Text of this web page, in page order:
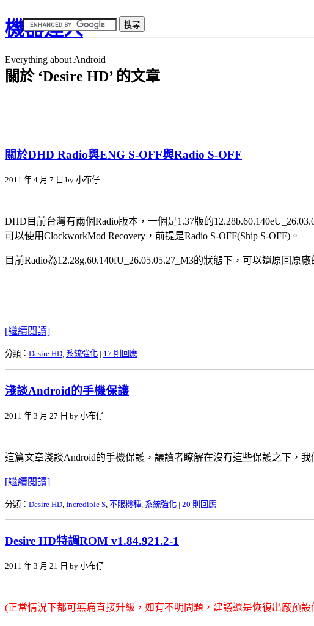
機器達人
Everything about Android
關於 ‘Desire HD’ 的文章
關於DHD Radio與ENG S-OFF與Radio S-OFF
2011 年 4 月 7 日 by 小布仔
DHD目前台灣有兩個Radio版本，一個是1.37版的
可以使用ClockworkMod Recovery，前提是Radio S-OFF(Ship S-OFF)。
目前Radio為12.28g.60.140fU_26.05.05.27_M3的狀態下，可以還原回原
[繼續閱讀]
分類： Desire HD, 系統強化 | 17 則回應
淺談Android的手機保護
2011 年 3 月 27 日 by 小布仔
這篇文章淺談Android的手機保護，讓讀者瞭解在沒有這些保護之下，
[繼續閱讀]
分類： Desire HD Incredible S 不限機種 系統強化 | 20 則回應
Desire HD特調ROM v1.84.921.2-1
2011 年 3 月 21 日 by 小布仔
(正常情況下都可無痛直接升級，如有不明問題，建議還是恢復出廠預設